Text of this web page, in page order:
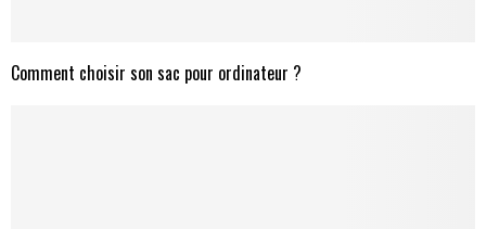
Comment choisir son sac pour ordinateur ?